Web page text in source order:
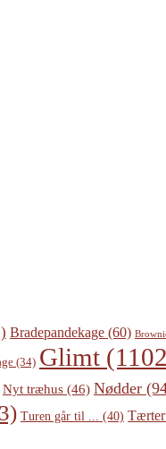
Bradepandekage (60)
(34) Glimt
Nyt træhus (46) Nødder
Turen går til ... (40) Tærter